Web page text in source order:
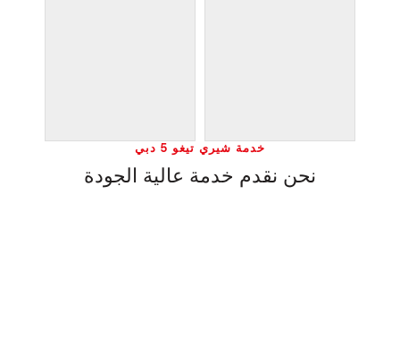
خدمة شيري تيغو 5 دبي
نحن نقدم خدمة عالية الجودة